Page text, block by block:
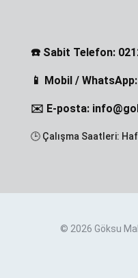
☎️ Sabit Telefon:
📱 Mobil /
✉️ E-posta:
🕒 Çalışma Saatleri: